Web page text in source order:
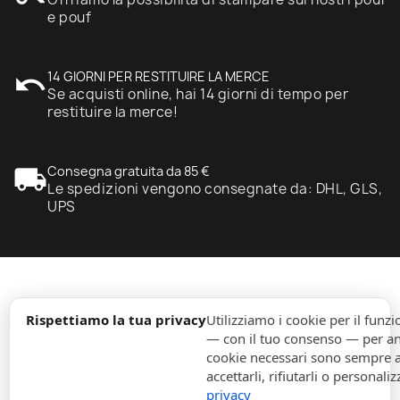
Rispettiamo la tua privacyUtilizziamo i cookie per il
— con il tuo consenso — per
cookie necessari sono
accettarli, rifiutarli o
privacy
e pouf
undo14 GIORNI PER RESTITUIRE LA MERCE
Se acquisti online, hai 14 giorni di tempo per
restituire la merce!
local_shippingConsegna gratuita da 85 €
Le spedizioni vengono consegnate da: DHL, GLS,
UPS
expand_more